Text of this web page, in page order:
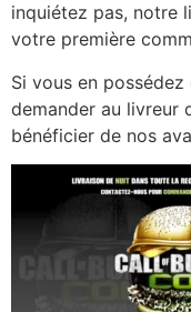
inquiétez pas, notre
votre première
Si vous en
demander au livreur
bénéficier de nos